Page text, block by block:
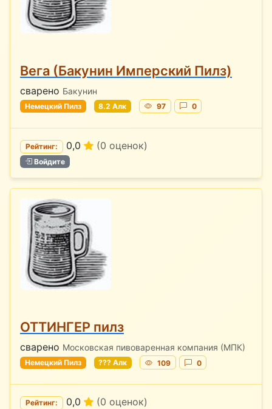
Вега (Бакунин Имперский Пилз)
сварено Бакунин
Немецкий Пилз 8.2 Алк 97 0
Рейтинг: 0,0 (0 оценок)
Войдите
ОТТИНГЕР пилз
сварено Московская пивоваренная компания (МПК)
Немецкий Пилз ??? Алк 109 0
Рейтинг: 0,0 (0 оценок)